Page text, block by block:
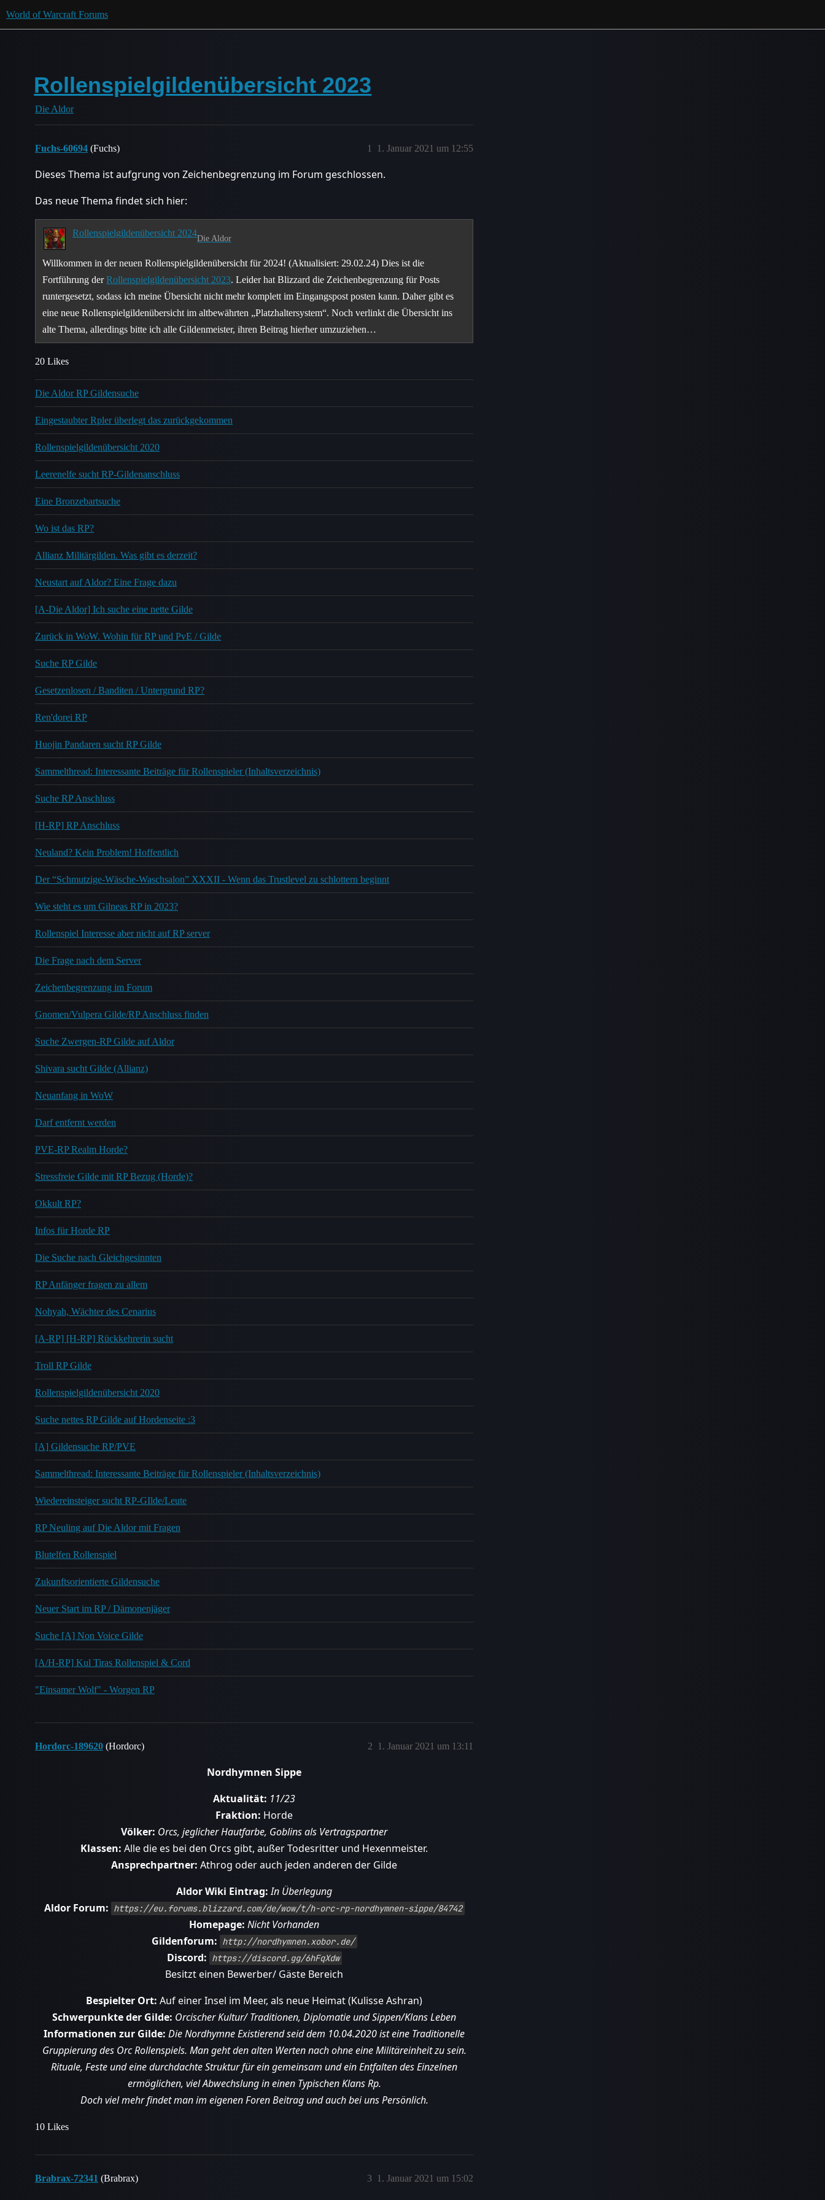
World of Warcraft Forums
Rollenspielgildenübersicht 2023
Die Aldor
Fuchs-60694 (Fuchs) 1. Januar 2021 um 12:55
1
Dieses Thema ist aufgrung von Zeichenbegrenzung im Forum geschlossen.
Das neue Thema findet sich hier:
Rollenspielgildenübersicht 2024
Die Aldor
Willkommen in der neuen Rollenspielgildenübersicht für 2024! (Aktualisiert: 29.02.24) Dies ist die
Fortführung derRollenspielgildenübersicht 2023. Leider hat Blizzard die Zeichenbegrenzung für Posts
runtergesetzt, sodass ich meine Übersicht nicht mehr komplett im Eingangspost posten kann. Daher gibt es
eine neue Rollenspielgildenübersicht im altbewährten „Platzhaltersystem“. Noch verlinkt die Übersicht ins
alte Thema, allerdings bitte ich alle Gildenmeister, ihren Beitrag hierher umzuziehen…
20 Likes
Die Aldor RP Gildensuche
Eingestaubter Rpler überlegt das zurückgekommen
Rollenspielgildenübersicht 2020
Leerenelfe sucht RP-Gildenanschluss
Eine Bronzebartsuche
Wo ist das RP?
Allianz Militärgilden. Was gibt es derzeit?
Neustart auf Aldor? Eine Frage dazu
[A-Die Aldor] Ich suche eine nette Gilde
Zurück in WoW. Wohin für RP und PvE / Gilde
Suche RP Gilde
Gesetzenlosen / Banditen / Untergrund RP?
Ren'dorei RP
Huojin Pandaren sucht RP Gilde
Sammelthread: Interessante Beiträge für Rollenspieler (Inhaltsverzeichnis)
Suche RP Anschluss
[H-RP] RP Anschluss
Neuland? Kein Problem! Hoffentlich
Der “Schmutzige-Wäsche-Waschsalon” XXXII - Wenn das Trustlevel zu schlottern beginnt
Wie steht es um Gilneas RP in 2023?
Rollenspiel Interesse aber nicht auf RP server
Die Frage nach dem Server
Zeichenbegrenzung im Forum
Gnomen/Vulpera Gilde/RP Anschluss finden
Suche Zwergen-RP Gilde auf Aldor
Shivara sucht Gilde (Allianz)
Neuanfang in WoW
Darf entfernt werden
PVE-RP Realm Horde?
Stressfreie Gilde mit RP Bezug (Horde)?
Okkult RP?
Infos für Horde RP
Die Suche nach Gleichgesinnten
RP Anfänger fragen zu allem
Nohyah, Wächter des Cenarius
[A-RP] [H-RP] Rückkehrerin sucht
Troll RP Gilde
Rollenspielgildenübersicht 2020
Suche nettes RP Gilde auf Hordenseite :3
[A] Gildensuche RP/PVE
Sammelthread: Interessante Beiträge für Rollenspieler (Inhaltsverzeichnis)
Wiedereinsteiger sucht RP-GIlde/Leute
RP Neuling auf Die Aldor mit Fragen
Blutelfen Rollenspiel
Zukunftsorientierte Gildensuche
Neuer Start im RP / Dämonenjäger
Suche [A] Non Voice Gilde
[A/H-RP] Kul Tiras Rollenspiel & Cord
"Einsamer Wolf" - Worgen RP
Hordorc-189620 (Hordorc) 1. Januar 2021 um 13:11
2
Nordhymnen Sippe
Aktualität: 11/23
Fraktion: Horde
Völker: Orcs, jeglicher Hautfarbe, Goblins als Vertragspartner
Klassen: Alle die es bei den Orcs gibt, außer Todesritter und Hexenmeister.
Ansprechpartner: Athrog oder auch jeden anderen der Gilde
Aldor Wiki Eintrag: In Überlegung
Aldor Forum: https://eu.forums.blizzard.com/de/wow/t/h-orc-rp-nordhymnen-sippe/84742
Homepage: Nicht Vorhanden
Gildenforum: http://nordhymnen.xobor.de/
Discord: https://discord.gg/6hFqXdw
Besitzt einen Bewerber/ Gäste Bereich
Bespielter Ort: Auf einer Insel im Meer, als neue Heimat (Kulisse Ashran)
Schwerpunkte der Gilde: Orcischer Kultur/ Traditionen, Diplomatie und Sippen/Klans Leben
Informationen zur Gilde: Die Nordhymne Existierend seid dem 10.04.2020 ist eine Traditionelle
Gruppierung des Orc Rollenspiels. Man geht den alten Werten nach ohne eine Militäreinheit zu sein.
Rituale, Feste und eine durchdachte Struktur für ein gemeinsam und ein Entfalten des Einzelnen
ermöglichen, viel Abwechslung in einen Typischen Klans Rp.
Doch viel mehr findet man im eigenen Foren Beitrag und auch bei uns Persönlich.
10 Likes
Brabrax-72341 (Brabrax) 1. Januar 2021 um 15:02
3